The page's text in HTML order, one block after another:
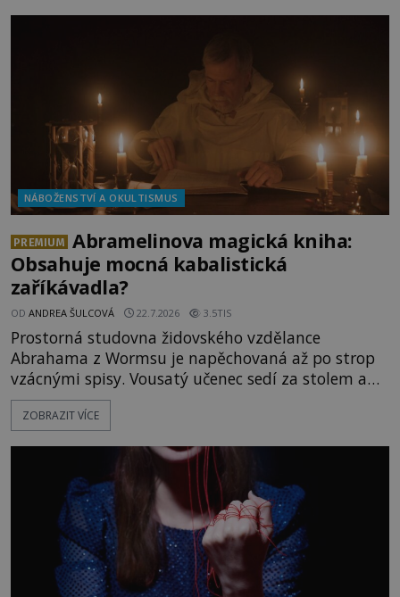
NÁBOŽENSTVÍ A OKULTISMUS
PREMIUM
Abramelinova magická kniha:
Obsahuje mocná kabalistická
zaříkávadla?
OD ANDREA ŠULCOVÁ 22.7.2026 3.5TIS
Prostorná studovna židovského vzdělance
Abrahama z Wormsu je napěchovaná až po strop
vzácnými spisy. Vousatý učenec sedí za stolem a
před sebou má rozložený jeden z nejzáhadnějších
magických textů. Jde o Abramelinův grimoár, který
kouzla, jak si někteří myslí, nebo jde o pouhou
pověru? Už šest měsíců pobývá
ZOBRAZIT VÍCE